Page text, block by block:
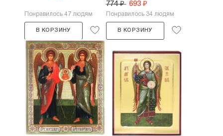
Понравилось 47 людям
В КОРЗИНУ
774 ₽ 693 ₽
Понравилось 34 людям
В КОРЗИНУ